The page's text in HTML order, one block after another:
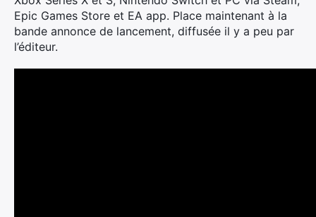
Epic Games Store et EA app. Place maintenant à la
bande annonce de lancement, diffusée il y a peu par
l’éditeur.